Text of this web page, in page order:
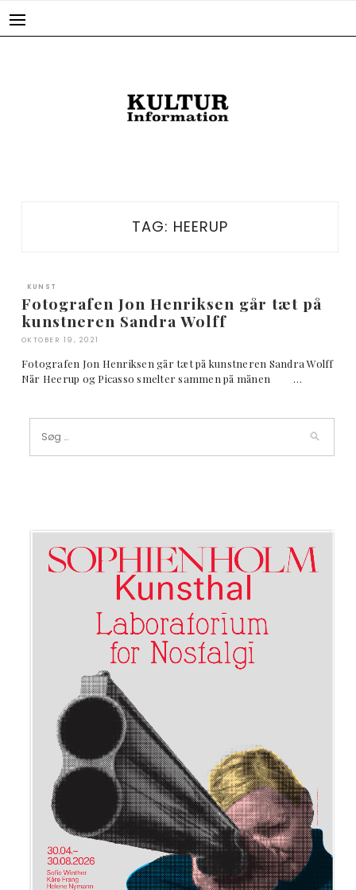
TAG: HEERUP
KUNST
Fotografen Jon Henriksen går tæt på
kunstneren Sandra Wolff
OKTOBER 19, 2021
Fotografen Jon Henriksen går tæt på kunstneren Sandra Wolff
Når Heerup og Picasso smelter sammen på månen …